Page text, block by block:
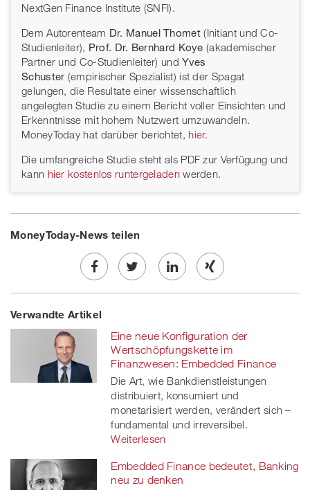
NextGen Finance Institute (SNFI).
Dem Autorenteam Dr. Manuel Thomet(Initiant und Co-
Studienleiter), Prof. Dr. Bernhard Koye(akademischer
Partner und Co-Studienleiter) undYves
Schuster (empirischer Spezialist) ist der Spagat
gelungen, die Resultate einer wissenschaftlich
angelegten Studie zu einem Bericht voller Einsichten und
Erkenntnisse mit hohem Nutzwert umzuwandeln.
MoneyToday hat darüber berichtet,hier.
Die umfangreiche Studie steht als PDF zur Verfügung und
kann hier kostenlos runtergeladenwerden.
MoneyToday-News teilen
Share
on
Facebook
Twe
on
twitt
er
Share
linkedin
Share
Xing
Verwandte Artikel
Eine neue Konfiguration der
Wertschöpfungskette im
Finanzwesen: Embedded Finance
Die Art, wie Bankdienstleistungen
distribuiert, konsumiert und
monetarisiert werden, verändert sich –
fundamental und irreversibel.
Weiterlesen
Embedded Finance bedeutet, Banking
neu zu denken